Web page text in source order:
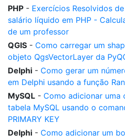
PHP - Exercícios Resolvidos
salário líquido em PHP -
de um professor
QGIS - Como carregar um
objeto QgsVectorLayer da
Delphi - Como gerar um
em Delphi usando a função
MySQL - Como adicionar uma
tabela MySQL usando o
PRIMARY KEY
Delphi - Como adicionar um